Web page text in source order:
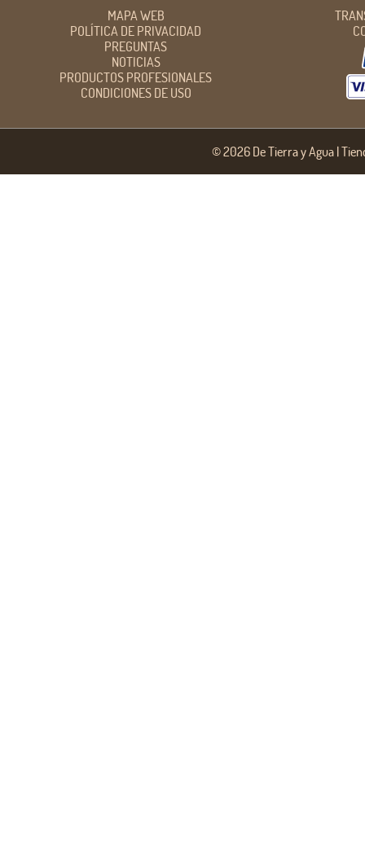
MAPA WEB
POLÍTICA DE PRIVACIDAD
PREGUNTAS
NOTICIAS
PRODUCTOS PROFESIONALES
CONDICIONES DE USO
©2026 De Tierra y Agua |